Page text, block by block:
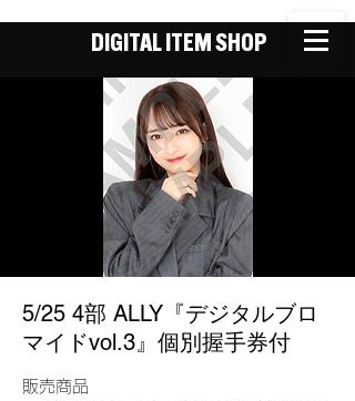
DIGITAL ITEM SHOP
5/25 4部 ALLY『デジタルブロ
マイドvol.3』個別握手券付
販売商品